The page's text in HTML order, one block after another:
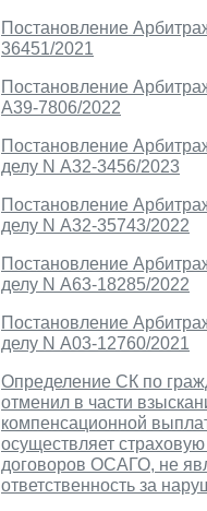
Постановление
36451/2021
Постановление
А39-7806/2022
Постановление
делу N А32-3456/2023
Постановление
делу N А32-35743/2022
Постановление
делу N А63-18285/2022
Постановление
делу N А03-12760/2021
Определение СК по
отменил в части
компенсационной
осуществляет
договоров ОСАГО, не
ответственность за